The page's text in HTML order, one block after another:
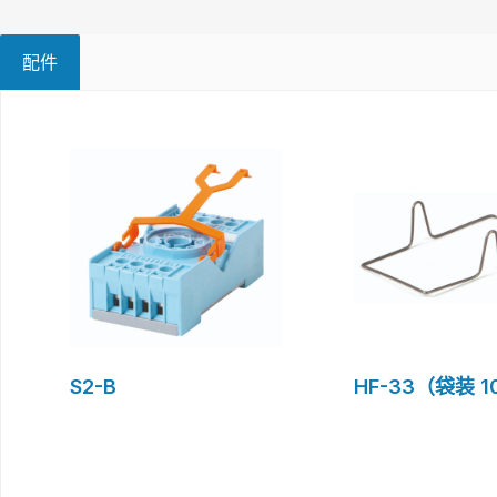
配件
S2-B HF-33（袋装